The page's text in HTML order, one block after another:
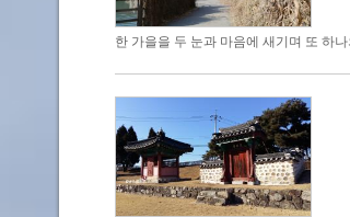
한 가을을 두 눈과 마음에 새기며 또 하